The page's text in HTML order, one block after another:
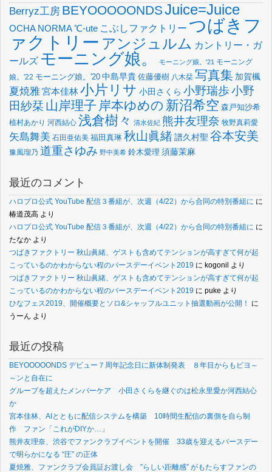
Berryz工房 BEYOOOOONDSJuice=Juice
OCHA NORMA℃-ute こぶしファクトリー つばきフ
ァクトリー アンジュルム カントリー・ガ
ールズ モーニング娘。 モーニング娘。'21 モーニング
娘。'22 モーニング娘。'20 中島早貴 佐藤優樹 八木栞 写真集 加賀楓
夏焼雅宮本佳林小片リサ 小田さくら 小野瑞歩小野
田紗栞 山岸理子 岸本ゆめの 新沼希空 森戸知沙希
植村あかり 河西結心 浅倉樹々 清水佐紀 熊井友理奈 牧野真莉愛
矢島舞美 石田亜佑美 福田真琳 秋山眞緒譜久村聖 谷本安美
豫風瑠乃 道重さゆみ 野中美希 鈴木愛理 須藤茉麻
最近のコメント
ハロプロ公式 YouTube 配信３番組が、次週（4/22）から合同の特別番組に に
椿道茂高 より
ハロプロ公式 YouTube 配信３番組が、次週（4/22）から合同の特別番組に に
たなか より
つばきファクトリー 秋山眞緒、ゲストも含めてテンションが高すぎて何が起
こっているのかわからない程のバースデーイベント2019 に kogonil より
つばきファクトリー 秋山眞緒、ゲストも含めてテンションが高すぎて何が起
こっているのかわからない程のバースデーイベント2019 に puke より
ひなフェス2019、開催概要とソロ&シャッフルユニット抽選動画が公開！
に
うーん より
最近の投稿
BEYOOOOONDS デビュー７周年記念日に新体制発表 ８年目からもビヨ～
～ンと自在に
グループを超えたメンバーケア 小田さくらを継ぐのは松永里愛か河西結心
か
宮本佳林、AIとともに配信システムを構築 10時間生配信の裏側を自ら制
作 ファン「これがDIYか…」
熊井友理奈、渋谷でファンクラブイベントを開催 33歳を迎えるバースデー
で明らかになる “圧” の正体
夏焼雅、ファンクラブ会員証お渡し会 ”らしい距離感” がもたらすファンの